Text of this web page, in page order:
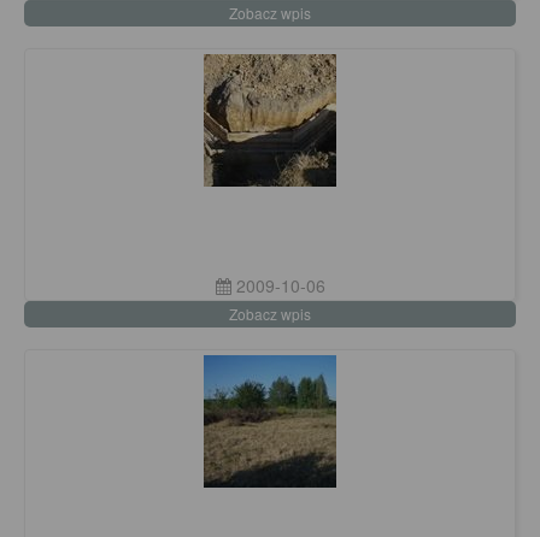
Zobacz wpis
2009-10-06
Zobacz wpis